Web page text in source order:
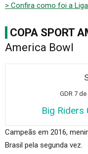
> Confira como foi a
COPA SPORT
America Bowl
GDR 7 de
Big Riders
Campeãs em 2016,
Brasil pela segunda vez.